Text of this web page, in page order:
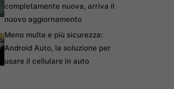
completamente nuova, arriva il
nuovo aggiornamento
Meno multe e più sicurezza:
Android Auto, la soluzione per
usare il cellulare in auto